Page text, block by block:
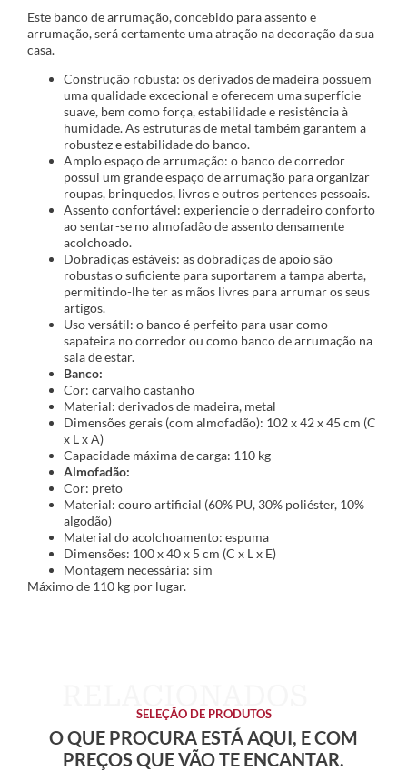
Este banco de arrumação, concebido para assento e
arrumação, será certamente uma atração na decoração da sua
casa.
Construção robusta: os derivados de madeira possuem
uma qualidade excecional e oferecem uma superfície
suave, bem como força, estabilidade e resistência à
humidade. As estruturas de metal também garantem a
robustez e estabilidade do banco.
Amplo espaço de arrumação: o banco de corredor
possui um grande espaço de arrumação para organizar
roupas, brinquedos, livros e outros pertences pessoais.
Assento confortável: experiencie o derradeiro conforto
ao sentar-se no almofadão de assento densamente
acolchoado.
Dobradiças estáveis: as dobradiças de apoio são
robustas o suficiente para suportarem a tampa aberta,
permitindo-lhe ter as mãos livres para arrumar os seus
artigos.
Uso versátil: o banco é perfeito para usar como
sapateira no corredor ou como banco de arrumação na
sala de estar.
Banco:
Cor: carvalho castanho
Material: derivados de madeira, metal
Dimensões gerais (com almofadão): 102 x 42 x 45 cm (C
x L x A)
Capacidade máxima de carga: 110 kg
Almofadão:
Cor: preto
Material: couro artificial (60% PU, 30% poliéster, 10%
algodão)
Material do acolchoamento: espuma
Dimensões: 100 x 40 x 5 cm (C x L x E)
Montagem necessária: sim
Máximo de 110 kg por lugar.
SELEÇÃO DE PRODUTOS
O QUE PROCURA ESTÁ AQUI, E COM
PREÇOS QUE VÃO TE ENCANTAR.